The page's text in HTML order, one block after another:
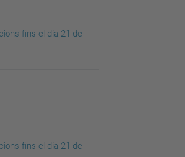
fins el dia 21 de
fins el dia 21 de